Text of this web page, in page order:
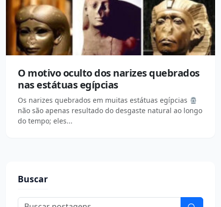
O motivo oculto dos narizes quebrados
nas estátuas egípcias
Os narizes quebrados em muitas estátuas egípcias
não são apenas resultado do desgaste natural ao longo
do tempo; eles...
Buscar